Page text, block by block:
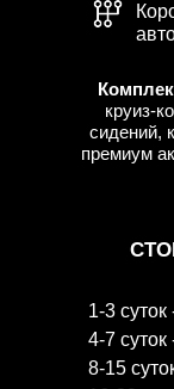
1-3
4-7
8-15
круиз-
сидений,
премиум